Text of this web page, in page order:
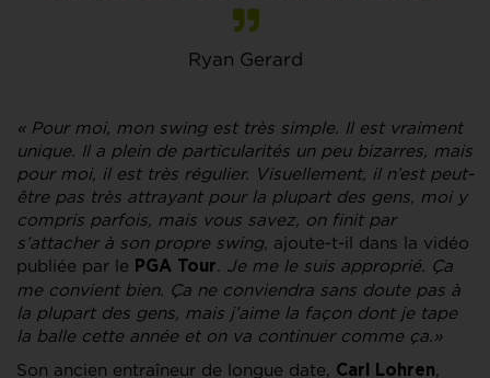
Ryan Gerard
« Pour moi, mon swing est très simple. Il est vraiment
unique. Il a plein de particularités un peu bizarres, mais
pour moi, il est très régulier. Visuellement, il n’est peut-
être pas très attrayant pour la plupart des gens, moi y
compris parfois, mais vous savez, on finit par
s’attacher à son propre swing, ajoute-t-il dans la vidéo
publiée par le PGA Tour. Je me le suis approprié. Ça
me convient bien. Ça ne conviendra sans doute pas à
la plupart des gens, mais j’aime la façon dont je tape
la balle cette année et on va continuer comme ça.»
Son ancien entraîneur de longue date, Carl Lohren,